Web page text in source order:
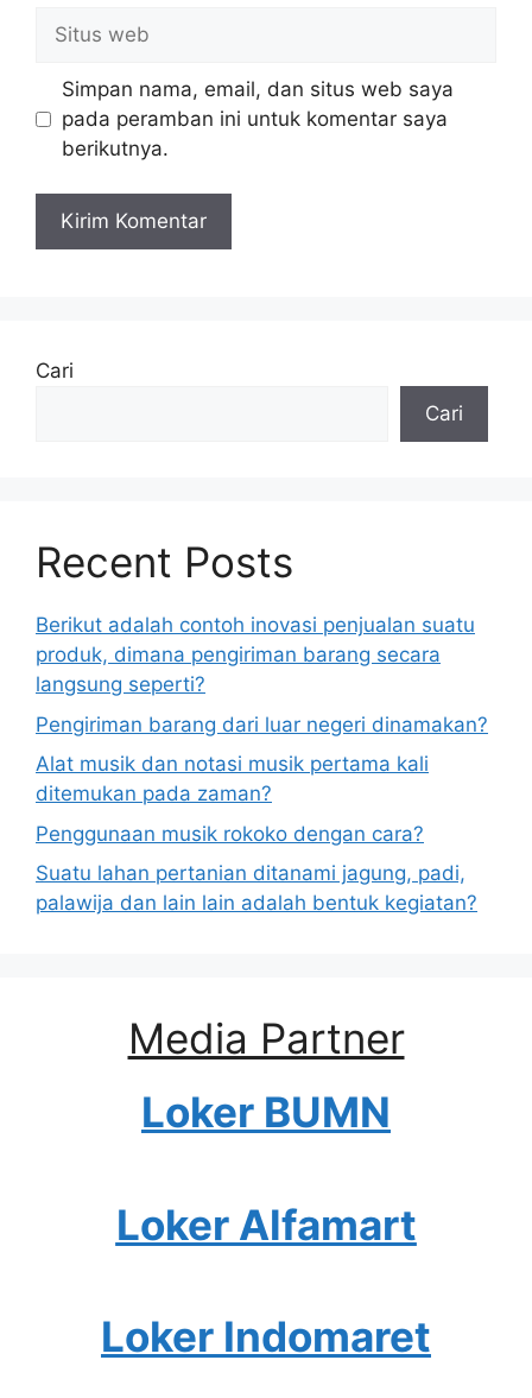
web
Simpan nama, email, dan situs web saya
pada peramban ini untuk komentar saya
berikutnya.
Cari
Cari
Recent Posts
Berikut adalah contoh inovasi penjualan suatu
produk, dimana pengiriman barang secara
langsung seperti?
Pengiriman barang dari luar negeri dinamakan?
Alat musik dan notasi musik pertama kali
ditemukan pada zaman?
Penggunaan musik rokoko dengan cara?
Suatu lahan pertanian ditanami jagung, padi,
palawija dan lain lain adalah bentuk kegiatan?
Media Partner
Loker BUMN
Loker Alfamart
Loker Indomaret